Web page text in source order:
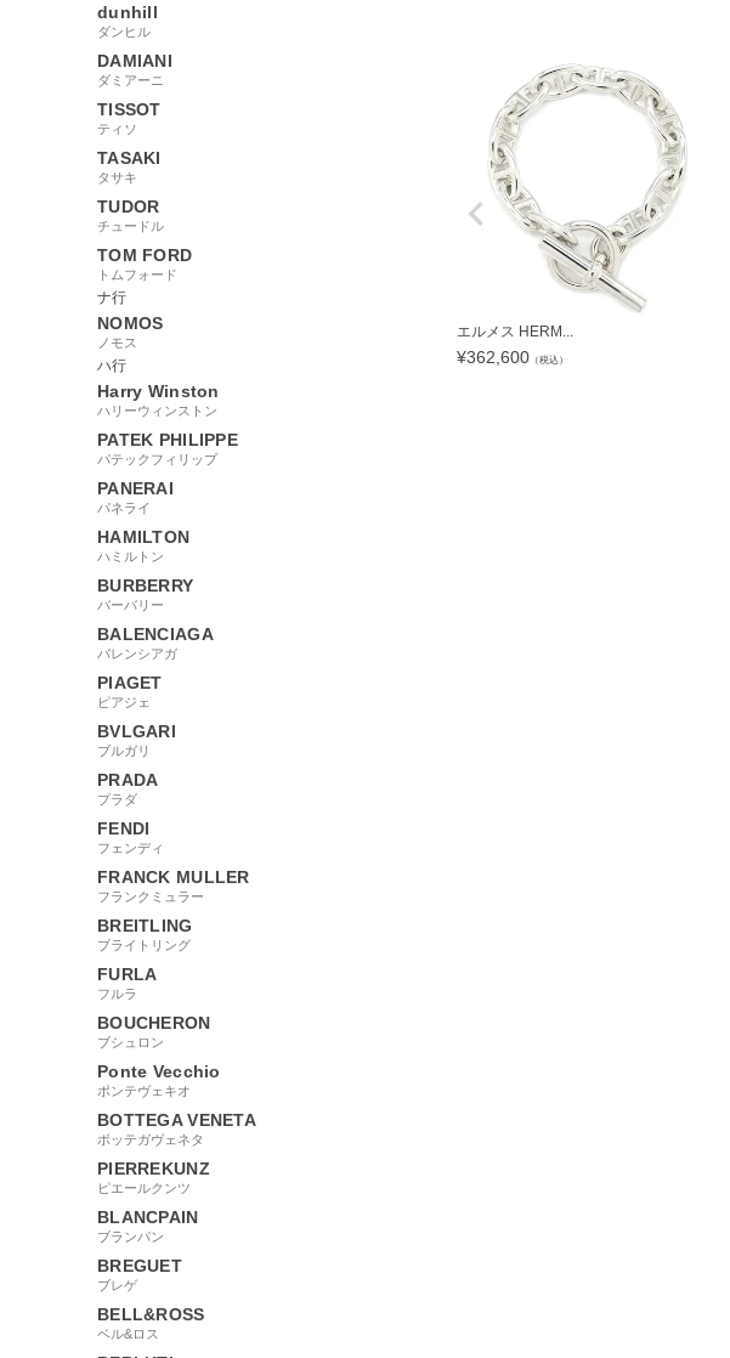
dunhill
ダンヒル
DAMIANI
ダミアーニ
TISSOT
ティソ
TASAKI
タサキ
TUDOR
チュードル
TOM FORD
トムフォード
ナ行
NOMOS
ノモス
ハ行
Harry Winston
ハリーウィンストン
PATEK PHILIPPE
パテックフィリップ
PANERAI
パネライ
HAMILTON
ハミルトン
BURBERRY
バーバリー
BALENCIAGA
バレンシアガ
PIAGET
ピアジェ
BVLGARI
ブルガリ
PRADA
プラダ
FENDI
フェンディ
FRANCK MULLER
フランクミュラー
BREITLING
ブライトリング
FURLA
フルラ
BOUCHERON
ブシュロン
Ponte Vecchio
ポンテヴェキオ
BOTTEGA VENETA
ボッテガヴェネタ
PIERREKUNZ
ピエールクンツ
BLANCPAIN
ブランパン
BREGUET
ブレゲ
BELL&ROSS
ベル&ロス
エルメス HERM...
¥362,600 （税込）